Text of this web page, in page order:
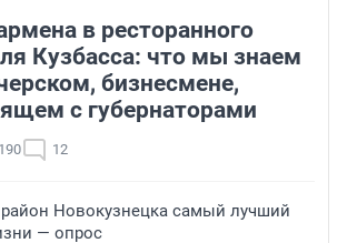
в ресторанного
Кузбасса: что мы знаем
бизнесмене,
с губернаторами
12
Новокузнецка самый лучший
— опрос